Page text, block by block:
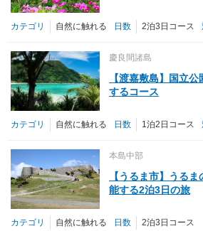
カテゴリ 自然に触れる 日数 2泊3日コース
慶良間諸島
【渡嘉敷島】国立
するコース
カテゴリ 自然に触れる 日数 1泊2日コース
本島中部
【うるま市】うる
能する2泊3日の旅
カテゴリ 自然に触れる 日数 2泊3日コース